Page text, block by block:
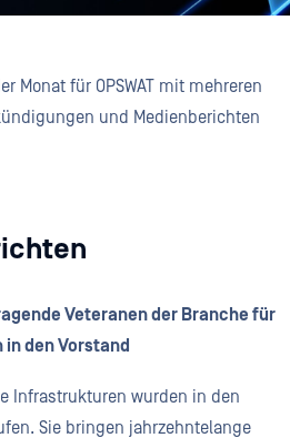
Monat für OPSWAT mit mehreren
und Medienberichten
Veteranen der Branche für
den Vorstand
Infrastrukturen wurden in den
Sie bringen jahrzehntelange